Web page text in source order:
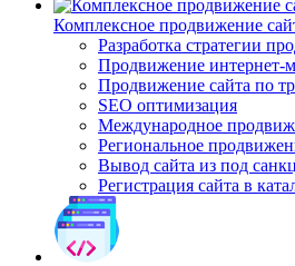
Комплексное продвижение
Разработка стратегии
Продвижение интернет-
Продвижение сайта по
SEO оптимизация
Международное
Региональное
Вывод сайта из под
Регистрация сайта в